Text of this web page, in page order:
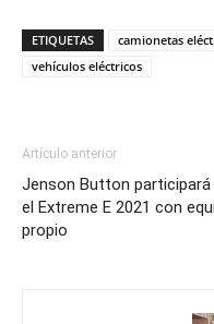
ETIQUETAS camionetas
vehículos eléctricos
Artículo anterior
Jenson Button participará
el Extreme E 2021 con
propio